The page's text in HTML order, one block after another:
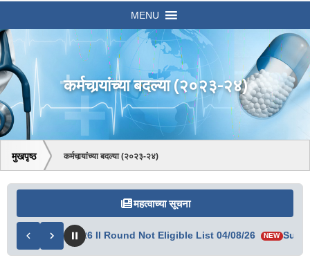
MENU
कर्मचार्‍यांच्या बदल्या (२०२३-२४)
मुखपृष्ठ कर्मचार्‍यांच्या बदल्या (२०२३-२४)
महत्वाच्या सूचना
2026 II Round Not Eligible List 04/08/26 NEW Summer